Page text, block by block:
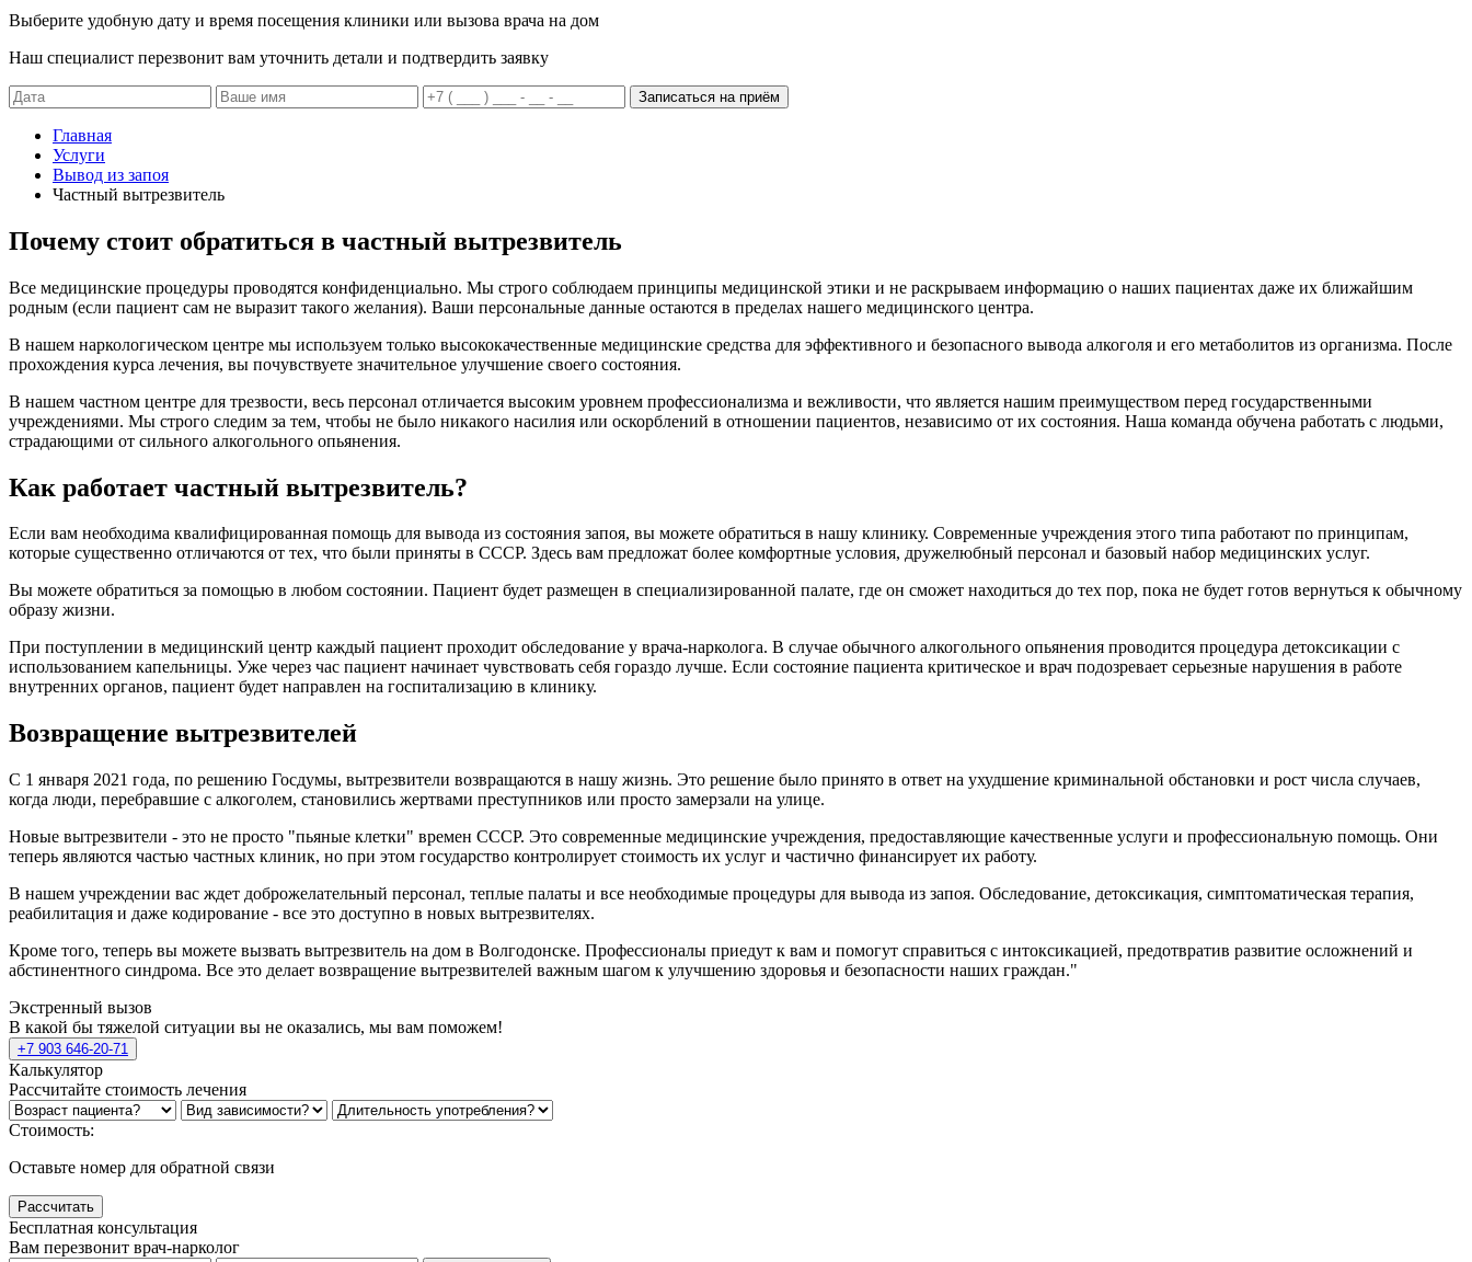
Выберите удобную дату и время посещения клиники или вызова врача на дом
Наш специалист перезвонит вам уточнить детали и подтвердить заявку
Записаться на приём
Главная
Услуги
Вывод из запоя
Частный вытрезвитель
Почему стоит обратиться в частный вытрезвитель
Все медицинские процедуры проводятся конфиденциально. Мы строго соблюдаем принципы медицинской этики и не раскрываем информацию о наших пациентах даже их ближайшим
родным (если пациент сам не выразит такого желания). Ваши персональные данные остаются в пределах нашего медицинского центра.
В нашем наркологическом центре мы используем только высококачественные медицинские средства для эффективного и безопасного вывода алкоголя и его метаболитов из организма. После
прохождения курса лечения, вы почувствуете значительное улучшение своего состояния.
В нашем частном центре для трезвости, весь персонал отличается высоким уровнем профессионализма и вежливости, что является нашим преимуществом перед государственными
учреждениями. Мы строго следим за тем, чтобы не было никакого насилия или оскорблений в отношении пациентов, независимо от их состояния. Наша команда обучена работать с людьми,
страдающими от сильного алкогольного опьянения.
Как работает частный вытрезвитель?
Если вам необходима квалифицированная помощь для вывода из состояния запоя, вы можете обратиться в нашу клинику. Современные учреждения этого типа работают по принципам,
которые существенно отличаются от тех, что были приняты в СССР. Здесь вам предложат более комфортные условия, дружелюбный персонал и базовый набор медицинских услуг.
Вы можете обратиться за помощью в любом состоянии. Пациент будет размещен в специализированной палате, где он сможет находиться до тех пор, пока не будет готов вернуться к обычному
образу жизни.
При поступлении в медицинский центр каждый пациент проходит обследование у врача-нарколога. В случае обычного алкогольного опьянения проводится процедура детоксикации с
использованием капельницы. Уже через час пациент начинает чувствовать себя гораздо лучше. Если состояние пациента критическое и врач подозревает серьезные нарушения в работе
внутренних органов, пациент будет направлен на госпитализацию в клинику.
Возвращение вытрезвителей
С 1 января 2021 года, по решению Госдумы, вытрезвители возвращаются в нашу жизнь. Это решение было принято в ответ на ухудшение криминальной обстановки и рост числа случаев,
когда люди, перебравшие с алкоголем, становились жертвами преступников или просто замерзали на улице.
Новые вытрезвители - это не просто "пьяные клетки" времен СССР. Это современные медицинские учреждения, предоставляющие качественные услуги и профессиональную помощь. Они
теперь являются частью частных клиник, но при этом государство контролирует стоимость их услуг и частично финансирует их работу.
В нашем учреждении вас ждет доброжелательный персонал, теплые палаты и все необходимые процедуры для вывода из запоя. Обследование, детоксикация, симптоматическая терапия,
реабилитация и даже кодирование - все это доступно в новых вытрезвителях.
Кроме того, теперь вы можете вызвать вытрезвитель на дом в Волгодонске. Профессионалы приедут к вам и помогут справиться с интоксикацией, предотвратив развитие осложнений и
абстинентного синдрома. Все это делает возвращение вытрезвителей важным шагом к улучшению здоровья и безопасности наших граждан."
Экстренный вызов
В какой бы тяжелой ситуации вы не оказались, мы вам поможем!
+7 903 646-20-71
Калькулятор
Рассчитайте стоимость лечения
Стоимость:
Оставьте номер для обратной связи
Рассчитать
Бесплатная консультация
Вам перезвонит врач-нарколог